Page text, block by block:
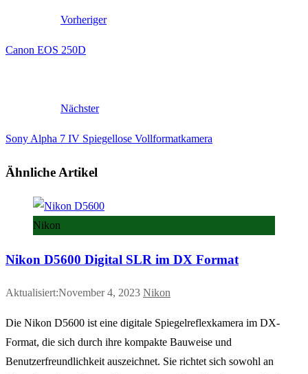
Vorheriger
Canon EOS 250D
Nächster
Sony Alpha 7 IV Spiegellose Vollformatkamera
Ähnliche Artikel
Nikon
Nikon D5600 Digital SLR im DX Format
Aktualisiert:November 4, 2023 Nikon
Die Nikon D5600 ist eine digitale Spiegelreflexkamera im DX-
Format, die sich durch ihre kompakte Bauweise und
Benutzerfreundlichkeit auszeichnet. Sie richtet sich sowohl an